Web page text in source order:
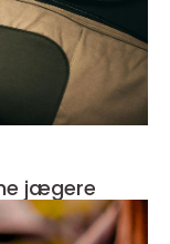
jægere